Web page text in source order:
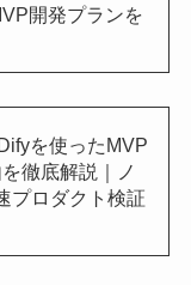
開発プランを
を使ったMVP
徹底解説｜ノ
プロダクト検証